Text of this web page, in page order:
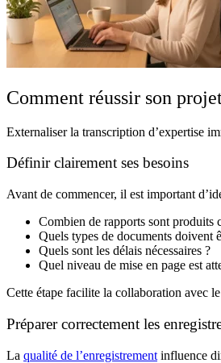
Comment réussir son
Externaliser la transcription d’expertise
Définir clairement ses besoins
Avant de commencer, il est important
Combien de rapports sont produits
Quels types de documents doivent
Quels sont les délais nécessaires ?
Quel niveau de mise en page est
Cette étape facilite la collaboration avec
Préparer correctement les
La qualité de l’enregistrement influence